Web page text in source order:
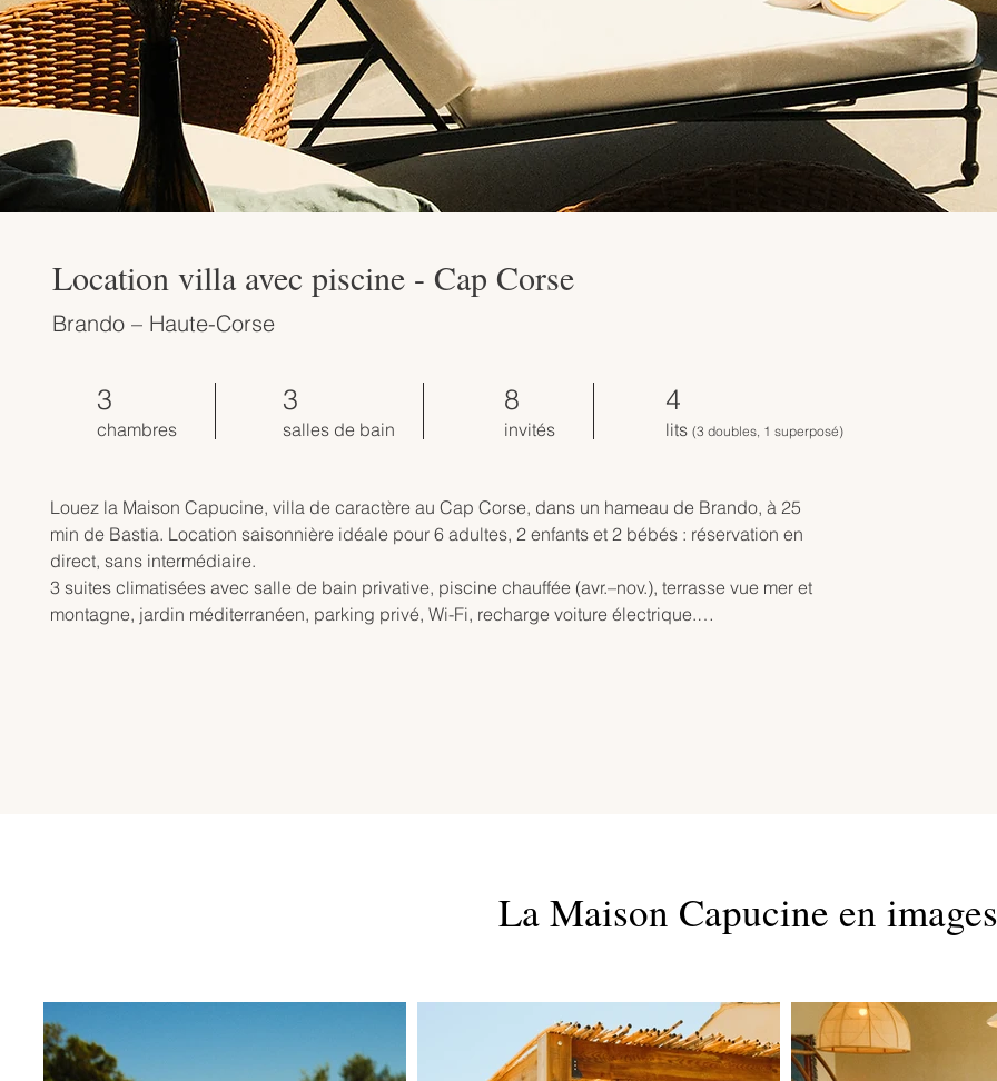
Location villa avec piscine - Cap Corse
Brando – Haute-Corse
3
chambres
3
salles de bain
8
invités
4
lits (3 doubles, 1 superposé)
Louez la Maison Capucine, villa de caractère au Cap Corse, dans un hameau de Brando, à 25
min de Bastia. Location saisonnière idéale pour 6 adultes, 2 enfants et 2 bébés : réservation en
direct, sans intermédiaire.
3 suites climatisées avec salle de bain privative, piscine chauffée (avr.–nov.), terrasse vue mer et
montagne, jardin méditerranéen, parking privé, Wi-Fi, recharge voiture électrique.
La Maison Capucine en images